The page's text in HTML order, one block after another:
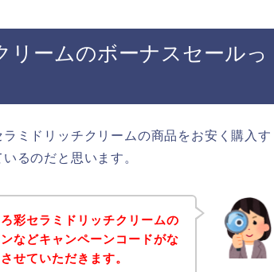
リームのボーナスセールっ
ミドリッチクリームの商品をお安く購入す
るのだと思います。
彩セラミドリッチクリームの
などキャンペーンコードがな
せていただきます。